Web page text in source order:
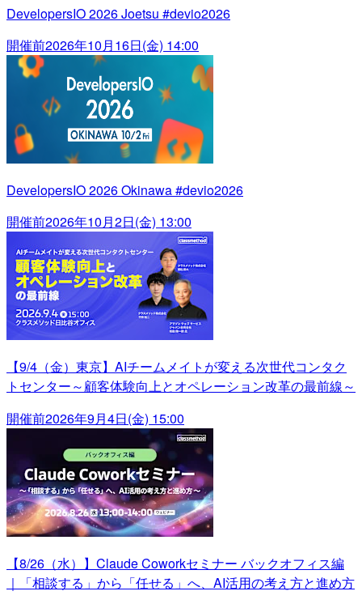
DevelopersIO 2026 Joetsu #devio2026
開催前2026年10月16日(金) 14:00
DevelopersIO 2026 Okinawa #devio2026
開催前2026年10月2日(金) 13:00
【9/4（金）東京】AIチームメイトが変える次世代コンタク
トセンター～顧客体験向上とオペレーション改革の最前線～
開催前2026年9月4日(金) 15:00
【8/26（水）】Claude Coworkセミナー バックオフィス編
｜「相談する」から「任せる」へ、AI活用の考え方と進め方